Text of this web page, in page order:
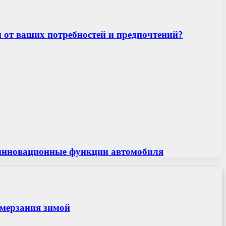
ваших потребностей и предпочтений?
функции автомобиля
зимой